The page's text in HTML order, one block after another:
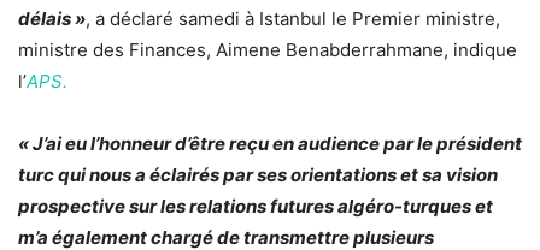
délais », a déclaré samedi à Istanbul le Premier ministre,
ministre des Finances, Aimene Benabderrahmane, indique
l’APS.
« J’ai eu l’honneur d’être reçu en audience par le président
turc qui nous a éclairés par ses orientations et sa vision
prospective sur les relations futures algéro-turques et
m’a également chargé de transmettre plusieurs